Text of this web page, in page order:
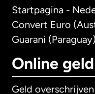
Startpagina -
Convert Euro
Guarani (Paraguay)
Online
Geld